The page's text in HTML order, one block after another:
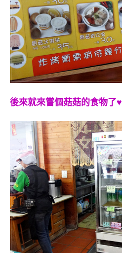
後來就來嘗個菇菇的食物了♥